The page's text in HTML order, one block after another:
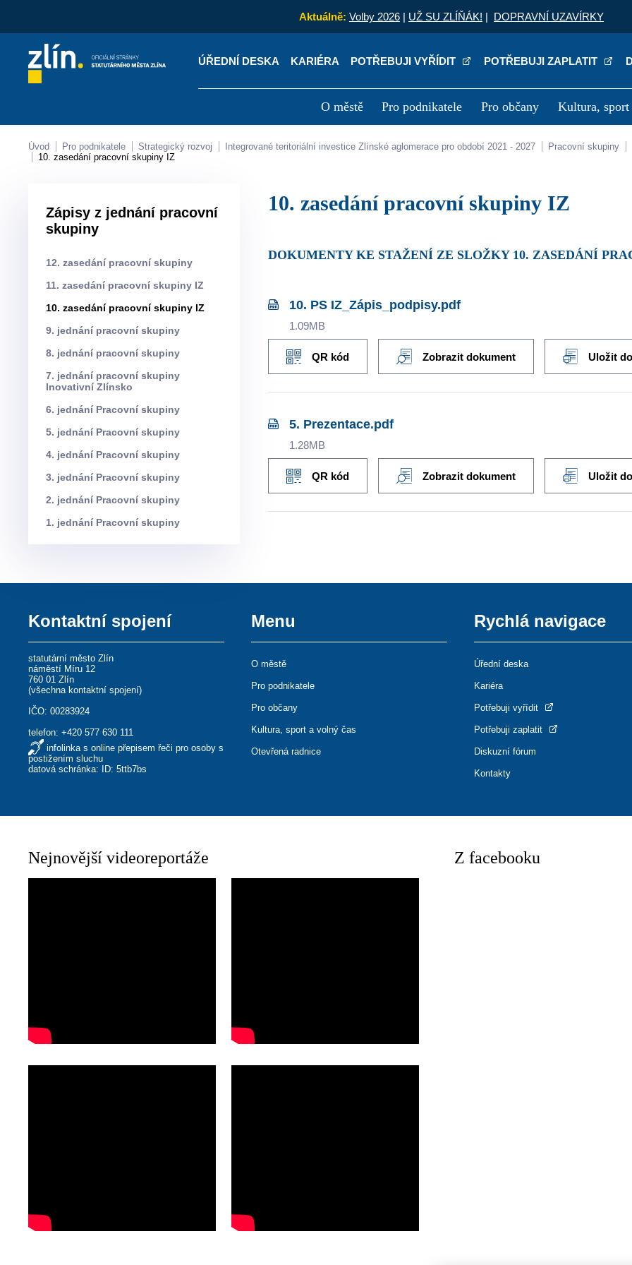
Aktuálně: Volby 2026 | UŽ SU ZLÍŇÁK! | DOPRAVNÍ UZAVÍRKY
ÚŘEDNÍ DESKA KARIÉRA POTŘEBUJI VYŘÍDIT POTŘEBUJI ZAPLATIT
O městě Pro podnikatele Pro občany Kultura, sport
Kontakty Úřední deska Kariéra
Úvod Pro podnikatele Strategický rozvoj Integrované teritoriální investice Zlínské aglomerace pro období 2021 - 2027 Pracovní skupiny
10. zasedání pracovní skupiny IZ
Zápisy z jednání pracovní
skupiny
12. zasedání pracovní skupiny
11. zasedání pracovní skupiny IZ
10. zasedání pracovní skupiny IZ
9. jednání pracovní skupiny
8. jednání pracovní skupiny
7. jednání pracovní skupiny
Inovativní Zlínsko
6. jednání Pracovní skupiny
5. jednání Pracovní skupiny
4. jednání Pracovní skupiny
3. jednání Pracovní skupiny
2. jednání Pracovní skupiny
1. jednání Pracovní skupiny
10. zasedání pracovní skupiny IZ
DOKUMENTY KE STAŽENÍ ZE SLOŽKY 10. ZASEDÁNÍ
10. PS IZ_Zápis_podpisy.pdf
1.09MB
QR kód Zobrazit dokument Uložit
5. Prezentace.pdf
1.28MB
QR kód Zobrazit dokument Uložit
Kontaktní spojení
statutární město Zlín
náměstí Míru 12
760 01 Zlín
(všechna kontaktní spojení)
IČO: 00283924
telefon:+420 577 630 111
infolinka s online přepisem řeči pro osoby s
postižením sluchu
datová schránka: ID: 5ttb7bs
Menu
O městě
Pro podnikatele
Pro občany
Kultura, sport a volný čas
Otevřená radnice
Rychlá navigace
Úřední deska
Kariéra
Potřebuji vyřídit
Potřebuji zaplatit
Diskuzní fórum
Kontakty
Nejnovější videoreportáže Z facebooku